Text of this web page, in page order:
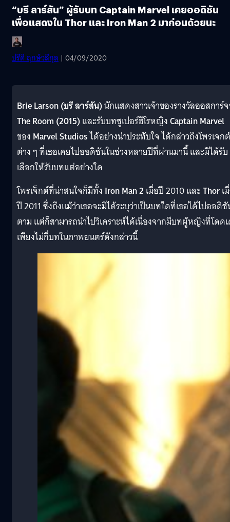
“บรี ลาร์สัน” ผู้รับบท Captain Marvel เคยออดิชัน
เพื่อแสดงใน Thor และ Iron Man 2 มาก่อนด้วยนะ
ปรีดี ฤกษ์วลีกุล | 04/09/2020
Brie Larson (บรี ลาร์สัน)นักแสดงสาวเจ้าของรางวัลออสการ์
The Room (2015)และรับบทซูเปอร์ฮีโรหญิงCaptain Marvel
ของ Marvel Studiosได้อย่างน่าประทับใจ ได้กล่าวถึงโพรเจกต์
ต่าง ๆ ที่เธอเคยไปออดิชันในช่วงหลายปีที่ผ่านมานี้ และมิได้รับ
เลือกให้รับบทแต่อย่างใด
โพรเจ็กต์ที่น่าสนใจก็มีทั้ง Iron Man 2 เมื่อปี 2010 และThorเ
ปี 2011 ซึ่งถึงแม้ว่าเธอจะมิได้ระบุว่าเป็นบทใดที่เธอได้ไปออดิ
ตาม แต่ก็สามารถนำไปวิเคราะห์ได้เนื่องจากมีบทผู้หญิงที่โดด
เพียงไม่กี่บทในภาพยนตร์ดังกล่าวนี้